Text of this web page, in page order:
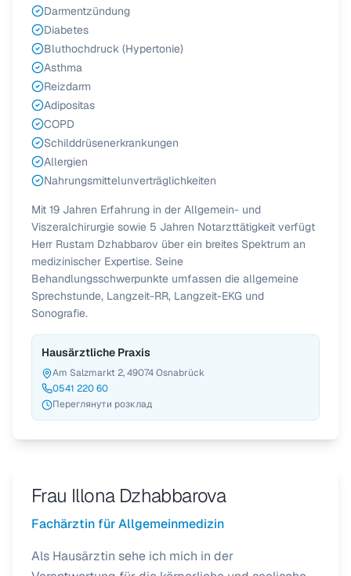
Darmentzündung
Diabetes
Bluthochdruck (Hypertonie)
Asthma
Reizdarm
Adipositas
COPD
Schilddrüsenerkrankungen
Allergien
Nahrungsmittelunverträglichkeiten
Mit 19 Jahren Erfahrung in der Allgemein- und
Viszeralchirurgie sowie 5 Jahren Notarzttätigkeit verfügt
Herr Rustam Dzhabbarov über ein breites Spektrum an
medizinischer Expertise. Seine
Behandlungsschwerpunkte umfassen die allgemeine
Sprechstunde, Langzeit-RR, Langzeit-EKG und
Sonografie.
Hausärztliche Praxis
Am Salzmarkt 2, 49074 Osnabrück
0541 220 60
Переглянути розклад
Frau Illona Dzhabbarova
Fachärztin für Allgemeinmedizin
Als Hausärztin sehe ich mich in der